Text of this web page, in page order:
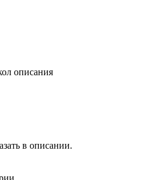
описания
в описании.